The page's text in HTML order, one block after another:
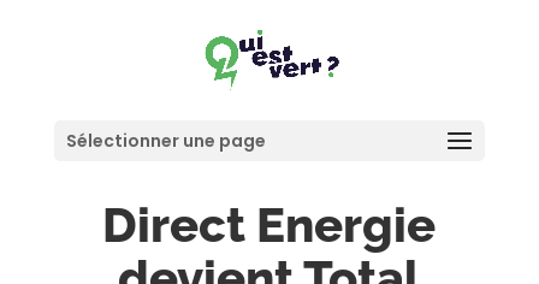
Sélectionner une page
Direct Energie